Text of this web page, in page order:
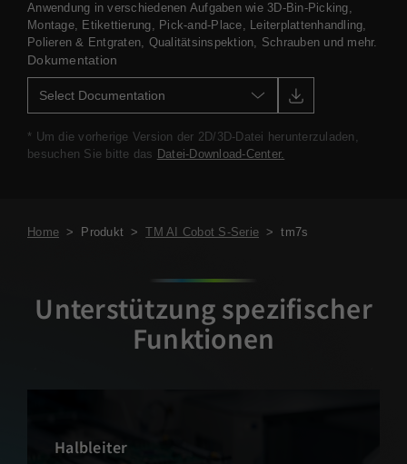
Anwendung in verschiedenen Aufgaben wie 3D-Bin-Picking,
Montage, Etikettierung, Pick-and-Place, Leiterplattenhandling,
Polieren & Entgraten, Qualitätsinspektion, Schrauben und mehr.
Dokumentation
* Um die vorherige Version der 2D/3D-Datei herunterzuladen,
besuchen Sie bitte das Datei-Download-Center.
Home > Produkt > TM AI Cobot S-Serie > tm7s
Unterstützung spezifischer
Funktionen
Halbleiter